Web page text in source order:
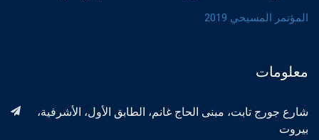
المؤتمر المسيحي 2019
معلومات
شارع جورج تابت، مبنى الحاج غانم، الطابق الأول، الأشرفية،
بيروت